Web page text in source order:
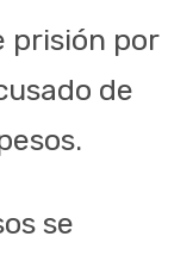
prisión por
de
se